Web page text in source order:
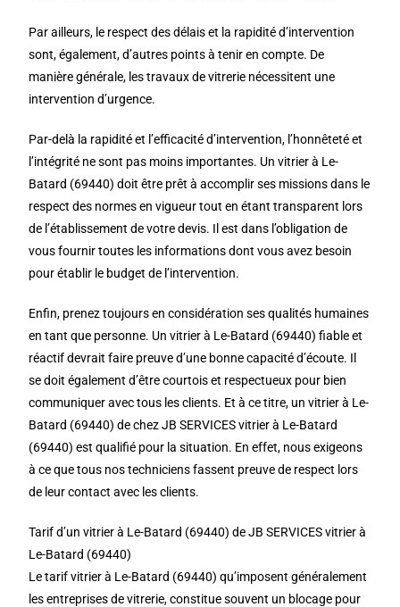
Par ailleurs, le respect des délais et la rapidité d’intervention
sont, également, d’autres points à tenir en compte. De
manière générale, les travaux de vitrerie nécessitent une
intervention d’urgence.
Par-delà la rapidité et l’efficacité d’intervention, l’honnêteté et
l’intégrité ne sont pas moins importantes. Un vitrier à Le-
Batard (69440) doit être prêt à accomplir ses missions dans le
respect des normes en vigueur tout en étant transparent lors
de l’établissement de votre devis. Il est dans l’obligation de
vous fournir toutes les informations dont vous avez besoin
pour établir le budget de l’intervention.
Enfin, prenez toujours en considération ses qualités humaines
en tant que personne. Un vitrier à Le-Batard (69440) fiable et
réactif devrait faire preuve d’une bonne capacité d’écoute. Il
se doit également d’être courtois et respectueux pour bien
communiquer avec tous les clients. Et à ce titre, un vitrier à Le-
Batard (69440) de chez JB SERVICES vitrier à Le-Batard
(69440) est qualifié pour la situation. En effet, nous exigeons
à ce que tous nos techniciens fassent preuve de respect lors
de leur contact avec les clients.
Tarif d’un vitrier à Le-Batard (69440) de JB SERVICES vitrier à
Le-Batard (69440)
Le tarif vitrier à Le-Batard (69440) qu’imposent généralement
les entreprises de vitrerie, constitue souvent un blocage pour